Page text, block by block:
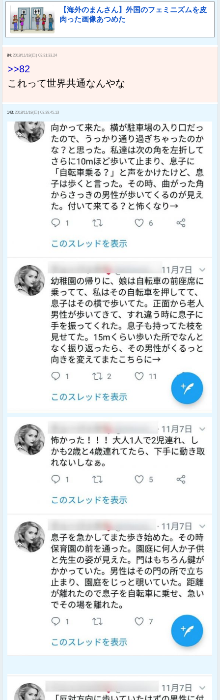
【海外のまんさん】外国のフェミニズムを皮
肉った画像あつめた
84: 2018/11/18(日) 03:31:33.24
>>82
これって世界共通なんやな
143: 2018/11/18(日) 03:39:45.13